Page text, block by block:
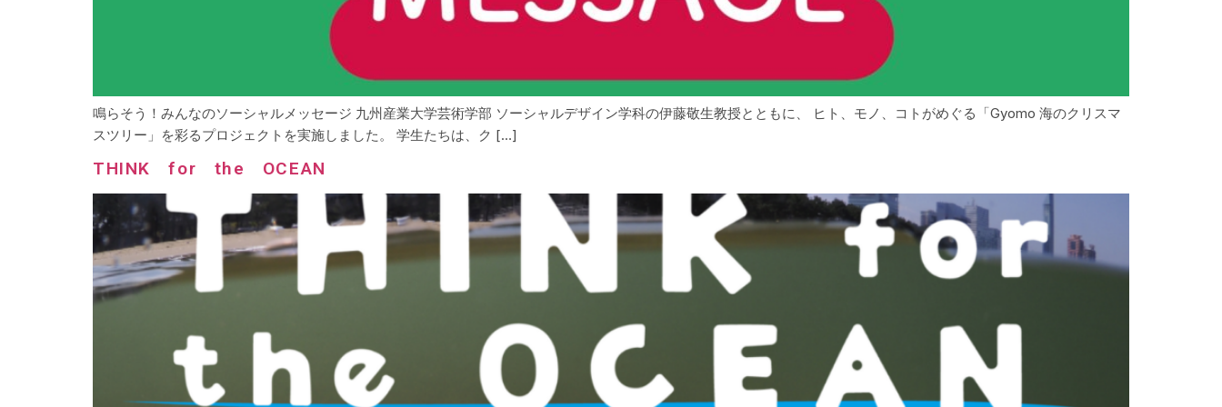
鳴らそう！みんなのソーシャルメッセージ 九州産業大学芸術学部 ソーシャルデザイン学科の伊藤敬生教授とともに、 ヒト、モノ、コトがめぐる「Gyomo 海のクリスマ
スツリー」を彩るプロジェクトを実施しました。 学生たちは、ク […]
THINK for the OCEAN